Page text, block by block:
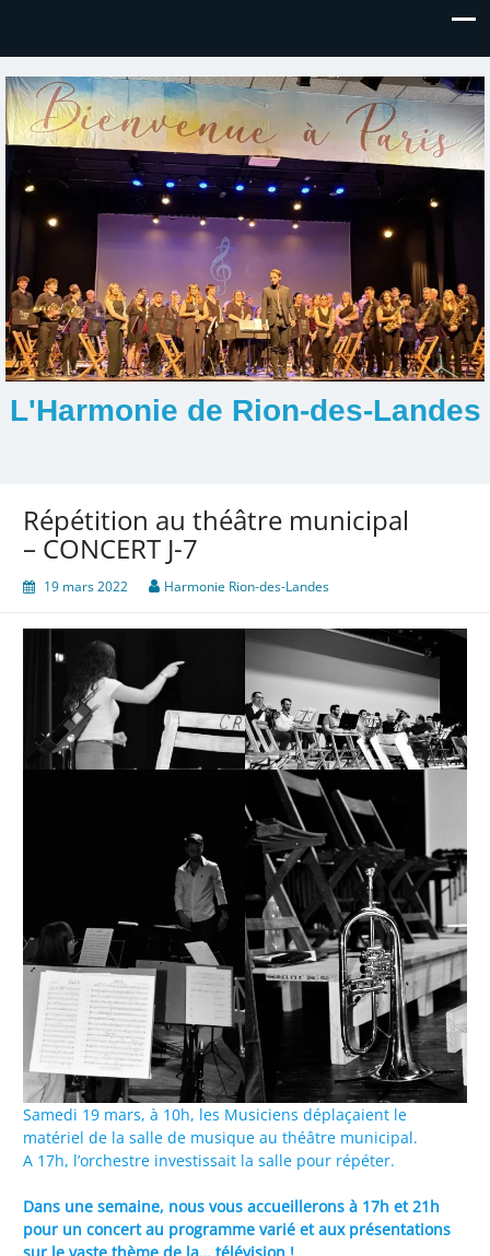
L'Harmonie de Rion-des-Landes
Répétition au théâtre municipal
– CONCERT J-7
19 mars 2022 Harmonie Rion-des-Landes
Samedi 19 mars, à 10h, les Musiciens déplaçaient le
matériel de la salle de musique au théâtre municipal.
A 17h, l’orchestre investissait la salle pour répéter.
Dans une semaine, nous vous accueillerons à 17h et 21h
pour un concert au programme varié et aux présentations